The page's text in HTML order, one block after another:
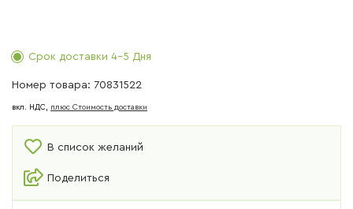
Срок доставки 4-5 Дня
Номер товара: 70831522
вкл. НДС, плюс Cтоимость доставки
В список желаний
Поделиться